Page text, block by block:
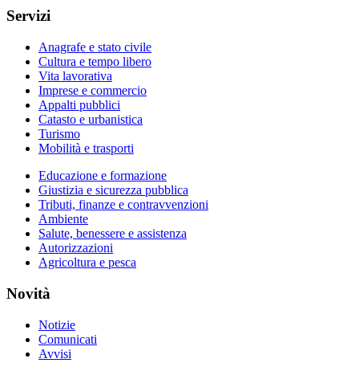
Servizi
Anagrafe e stato civile
Cultura e tempo libero
Vita lavorativa
Imprese e commercio
Appalti pubblici
Catasto e urbanistica
Turismo
Mobilità e trasporti
Educazione e formazione
Giustizia e sicurezza pubblica
Tributi, finanze e contravvenzioni
Ambiente
Salute, benessere e assistenza
Autorizzazioni
Agricoltura e pesca
Novità
Notizie
Comunicati
Avvisi